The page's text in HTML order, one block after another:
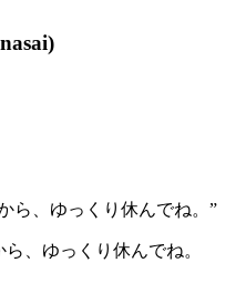
ら、ゆっくり休んでね。 ”
、ゆっくり休んでね。